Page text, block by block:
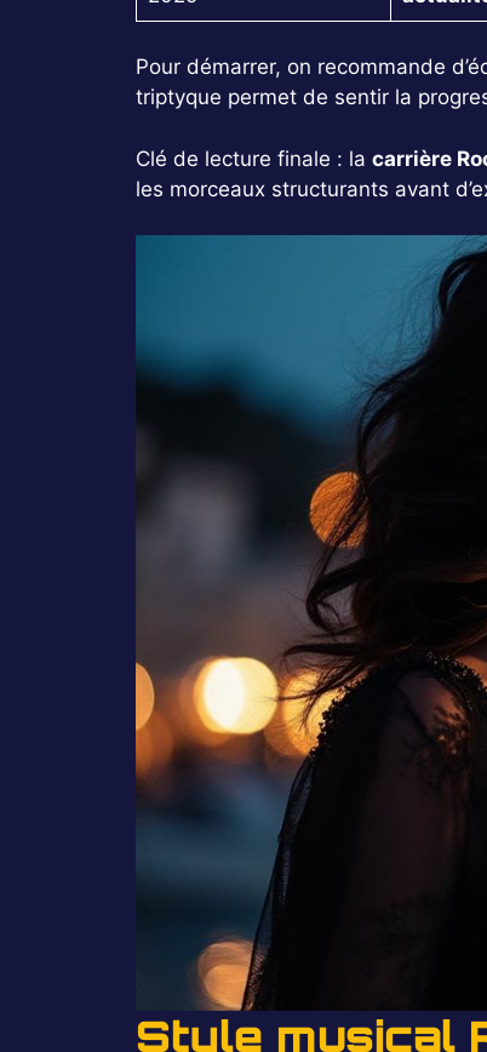
Pour démarrer, on recommande
triptyque permet de sentir la
Clé de lecture finale : la carrière
les morceaux structurants avant
Style musical